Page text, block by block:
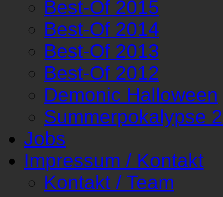
Best-Of 2015
Best-Of 2014
Best-Of 2013
Best-Of 2012
Demonic Halloween
Summerpokalypse
Jobs
Impressum / Kontakt
Kontakt / Team